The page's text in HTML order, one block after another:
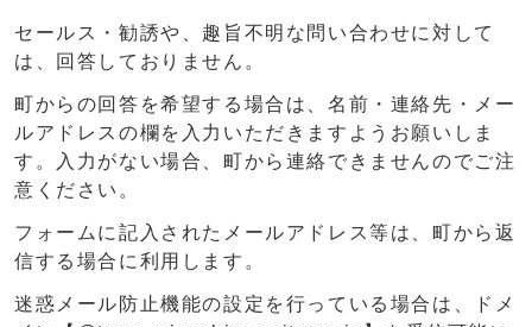
セールス・勧誘や、趣旨不明な問い合わせに対して
は、回答しておりません。
町からの回答を希望する場合は、名前・連絡先・メー
ルアドレスの欄を入力いただきますようお願いしま
す。入力がない場合、町から連絡できませんのでご注
意ください。
フォームに記入されたメールアドレス等は、町から返
信する場合に利用します。
迷惑メール防止機能の設定を行っている場合は、ドメ